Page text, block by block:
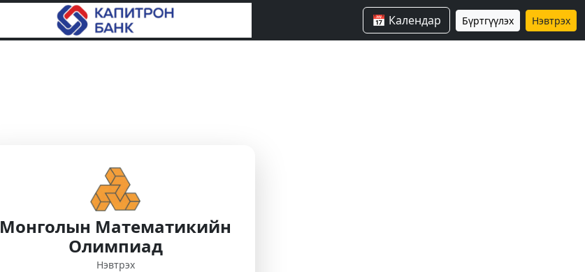
📅 Календар Бүртгүүлэх Нэвтрэх
Монголын Математикийн
Олимпиад
Нэвтрэх